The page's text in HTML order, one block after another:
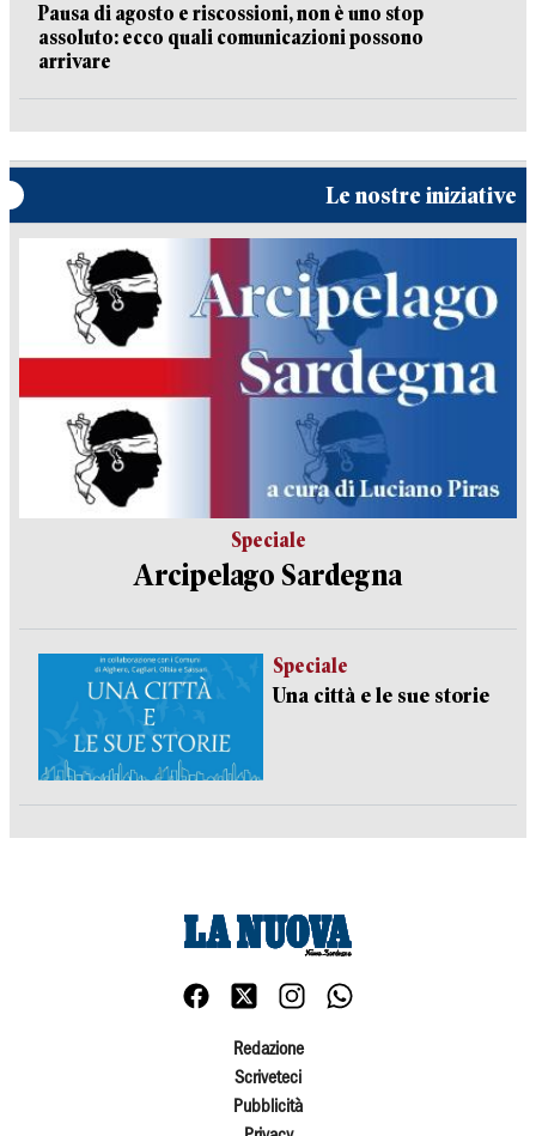
Pausa di agosto e riscossioni, non è uno stop
assoluto: ecco quali comunicazioni possono
arrivare
Le nostre iniziative
Speciale
Arcipelago Sardegna
Speciale
Una città e le sue storie
Redazione
Scriveteci
Pubblicità